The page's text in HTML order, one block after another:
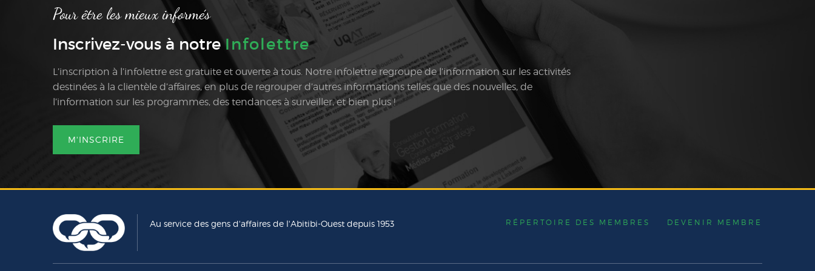
Pour être les mieux informés
Inscrivez-vous à notreInfolettre
L’inscription à l’infolettre est gratuite et ouverte à tous. Notre infolettre regroupe de l’information sur les activités
destinées à la clientèle d’affaires, en plus de regrouper d’autres informations telles que des nouvelles, de
l’information sur les programmes, des tendances à surveiller, et bien plus !
M'INSCRIRE
Au service des gens d'affaires de l'Abitibi-Ouest depuis 1953 RÉPERTOIRE DES MEMBRES DEVENIR MEMBRE